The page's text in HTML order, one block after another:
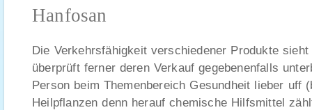
Hanfosan
Die Verkehrsfähigkeit verschiedener Produkte
überprüft ferner deren Verkauf gegebenenfalls
Person beim Themenbereich Gesundheit lieber uff
Heilpflanzen denn herauf chemische Hilfsmittel